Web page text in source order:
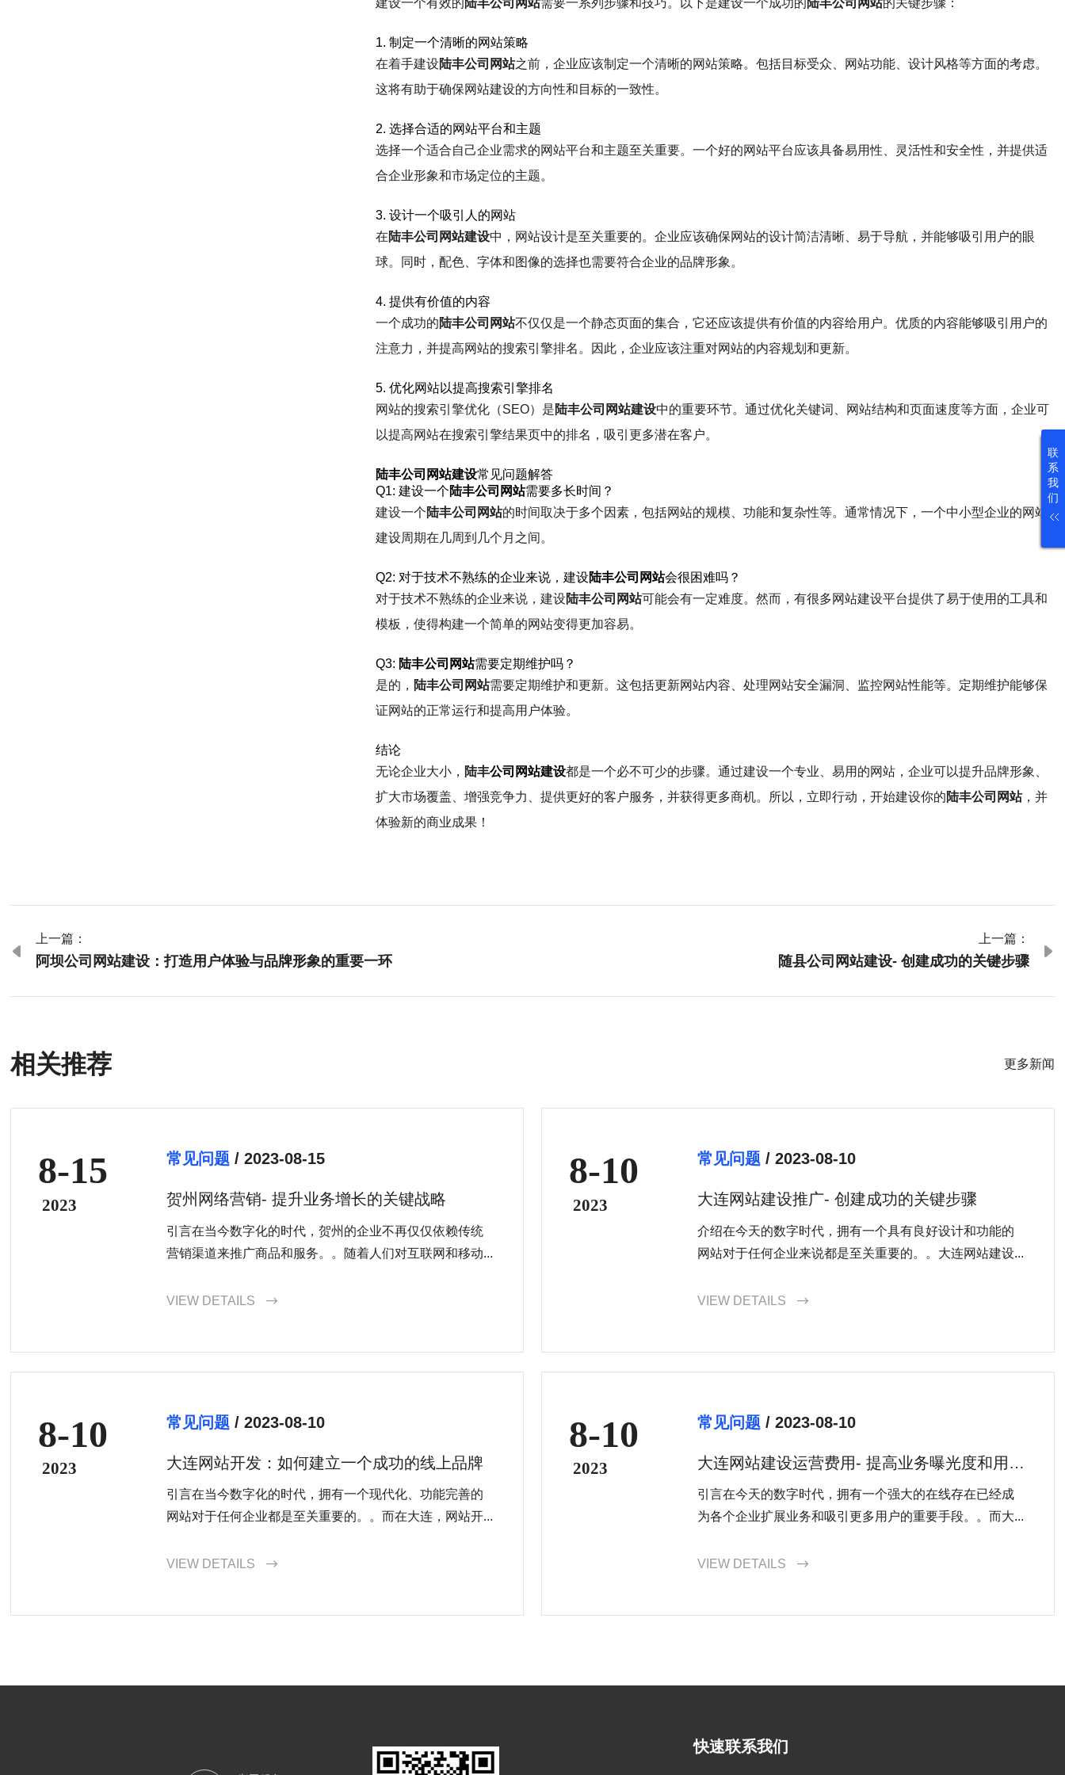
联
系
我
们
建设一个有效的 陆丰公司网站需要一系列步骤和技巧。以下是建设一个成功的 陆丰公司网站的关键步骤：
1. 制定一个清晰的网站策略
在着手建设陆丰公司网站之前，企业应该制定一个清晰的网站策略。包括目标受众、网站功能、设计风格等方面的考虑。
这将有助于确保网站建设的方向性和目标的一致性。
2. 选择合适的网站平台和主题
选择一个适合自己企业需求的网站平台和主题至关重要。一个好的网站平台应该具备易用性、灵活性和安全性，并提供适
合企业形象和市场定位的主题。
3. 设计一个吸引人的网站
在陆丰公司网站建设中，网站设计是至关重要的。企业应该确保网站的设计简洁清晰、易于导航，并能够吸引用户的眼
球。同时，配色、字体和图像的选择也需要符合企业的品牌形象。
4. 提供有价值的内容
一个成功的陆丰公司网站不仅仅是一个静态页面的集合，它还应该提供有价值的内容给用户。优质的内容能够吸引用户的
注意力，并提高网站的搜索引擎排名。因此，企业应该注重对网站的内容规划和更新。
5. 优化网站以提高搜索引擎排名
网站的搜索引擎优化（SEO）是陆丰公司网站建设中的重要环节。通过优化关键词、网站结构和页面速度等方面，企业可
以提高网站在搜索引擎结果页中的排名，吸引更多潜在客户。
陆丰公司网站建设常见问题解答
Q1: 建设一个陆丰公司网站需要多长时间？
建设一个陆丰公司网站的时间取决于多个因素，包括网站的规模、功能和复杂性等。通常情况下，一个中小型企业的网站
建设周期在几周到几个月之间。
Q2: 对于技术不熟练的企业来说，建设陆丰公司网站会很困难吗？
对于技术不熟练的企业来说，建设陆丰公司网站可能会有一定难度。然而，有很多网站建设平台提供了易于使用的工具和
模板，使得构建一个简单的网站变得更加容易。
Q3: 陆丰公司网站需要定期维护吗？
是的， 陆丰公司网站需要定期维护和更新。这包括更新网站内容、处理网站安全漏洞、监控网站性能等。定期维护能够保
证网站的正常运行和提高用户体验。
结论
无论企业大小， 陆丰公司网站建设都是一个必不可少的步骤。通过建设一个专业、易用的网站，企业可以提升品牌形象、
扩大市场覆盖、增强竞争力、提供更好的客户服务，并获得更多商机。所以，立即行动，开始建设你的陆丰公司网站，并
体验新的商业成果！

上一篇：
阿坝公司网站建设：打造用户体验与品牌形象的重要一环
上一篇：
随县公司网站建设- 创建成功的关键步骤

相关推荐 更多新闻
8-15
2023
常见问题/ 2023-08-15
贺州网络营销- 提升业务增长的关键战略
引言在当今数字化的时代，贺州的企业不再仅仅依赖传统
营销渠道来推广商品和服务。。随着人们对互联网和移动...
VIEW DETAILS 
8-10
2023
常见问题 / 2023-08-10
大连网站建设推广- 创建成功的关键步骤
介绍在今天的数字时代，拥有一个具有良好设计和功能的
网站对于任何企业来说都是至关重要的。。大连网站建设...
VIEW DETAILS 
8-10
2023
常见问题/ 2023-08-10
大连网站开发：如何建立一个成功的线上品牌
引言在当今数字化的时代，拥有一个现代化、功能完善的
网站对于任何企业都是至关重要的。。而在大连，网站开...
VIEW DETAILS 
8-10
2023
常见问题 / 2023-08-10
大连网站建设运营费用- 提高业务曝光度和用户
访问量的关键
引言在今天的数字时代，拥有一个强大的在线存在已经成
为各个企业扩展业务和吸引更多用户的重要手段。。而大...
VIEW DETAILS 
快速联系我们